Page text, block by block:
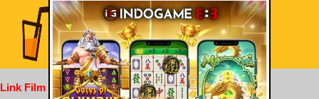
Link Film Dewasa